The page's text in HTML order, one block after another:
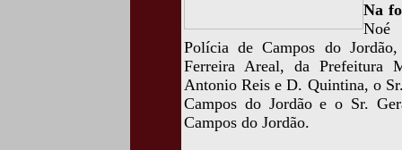
Na
Noé
Polícia de Campos do
Ferreira Areal, da Prefeitura
Antonio Reis e D. Quintina, o
Campos do Jordão e o Sr.
Campos do Jordão.